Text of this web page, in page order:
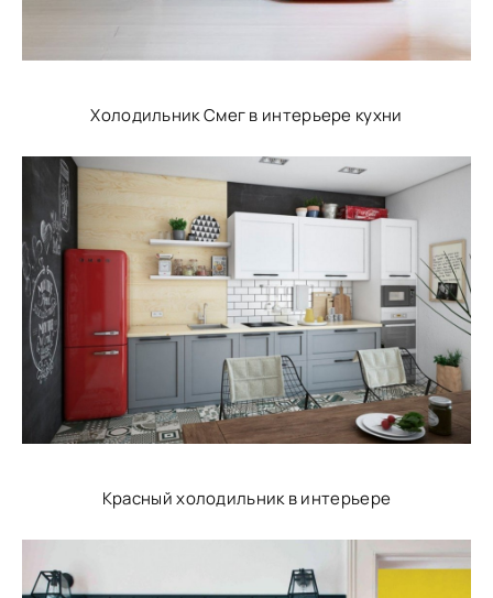
Холодильник Смег в интерьере кухни
Красный холодильник в интерьере